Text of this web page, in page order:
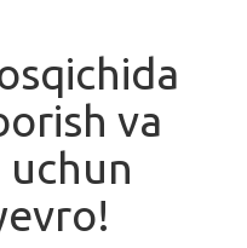
va
uchun